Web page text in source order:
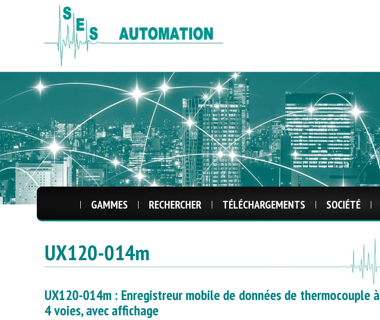
GAMMES RECHERCHER TÉLÉCHARGEMENTS SOCIÉTÉ
UX120-014m
UX120-014m : Enregistreur mobile de données de thermocouple à
4 voies, avec affichage